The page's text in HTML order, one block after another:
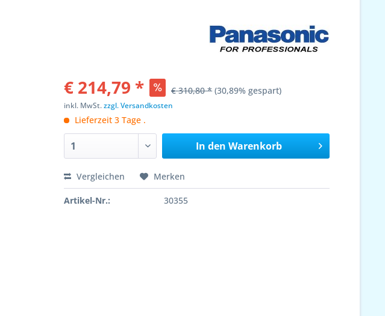
€ 214,79 * € 310,80 * (30,89% gespart)
inkl. MwSt.zzgl. Versandkosten
Lieferzeit 3 Tage .
In den Warenkorb
Vergleichen Merken
Artikel-Nr.: 30355